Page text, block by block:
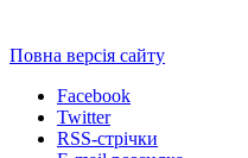
Повна версія сайту
Facebook
Twitter
RSS-стрічки